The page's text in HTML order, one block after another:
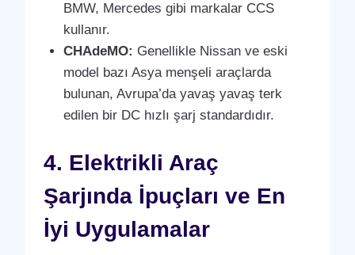
BMW, Mercedes gibi markalar CCS
kullanır.
CHAdeMO: Genellikle Nissan ve eski
model bazı Asya menşeli araçlarda
bulunan, Avrupa’da yavaş yavaş terk
edilen bir DC hızlı şarj standardıdır.
4. Elektrikli Araç
Şarjında İpuçları ve En
İyi Uygulamalar